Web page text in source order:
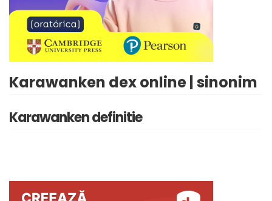
Karawanken dex online | sinonim
Karawanken definitie